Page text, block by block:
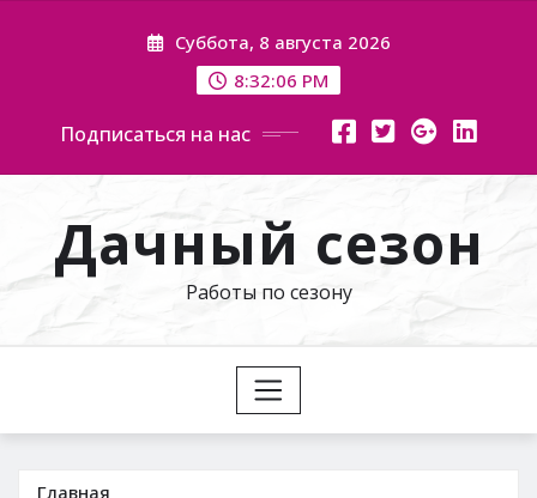
Суббота, 8 августа 2026
8:32:07 PM
Подписаться на нас
Дачный сезон
Работы по сезону
Главная